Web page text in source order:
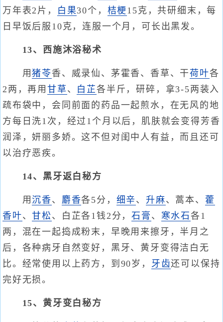
万年表2片，
白果30个， 桔梗 15克，共研细末，每
日早饭后服10克，连服一个月，可长出黑发。
13、西施沐浴秘术
用猪苓香、威录仙、茅霍香、香草、干荷叶各
2两，再用 甘草 、 白芷各半斤，研碎，拿3-5两装入
疏布袋中，会同前面的药品一起煎水，在无风的地
方每日洗1次，经过1个月以后，肌肤就会变得芳香
润泽，妍丽多娇。这不但对闺中人有益，而且还可
以治疗恶疾。
14、黑牙返白秘方
用 沉香、 麝香各5分， 细辛 、升麻、蒿本、 藿
香叶、甘松 、白芷各1钱2分，石膏 、 寒水石各1
两，混在一起捣成粉末，早晚用来擦牙，半月之
后，各种病牙自然变好，黑牙、黄牙变得洁白无
比。经常使用以上药方，到90岁， 牙齿还可以保持
完好无损。
15、黄牙变白秘方